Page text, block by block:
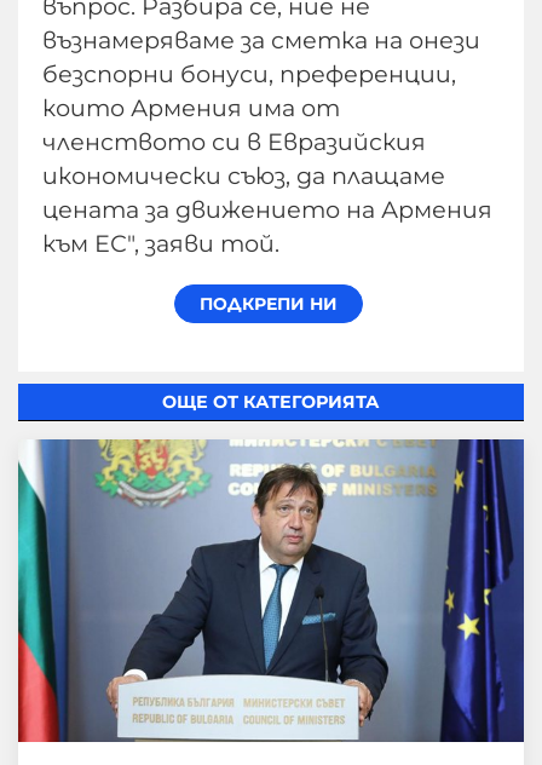
въпрос. Разбира се, ние не
възнамеряваме за сметка на онези
безспорни бонуси, преференции,
които Армения има от
членството си в Евразийския
икономически съюз, да плащаме
цената за движението на Армения
към ЕС", заяви той.
ОЩЕ ОТ КАТЕГОРИЯТА